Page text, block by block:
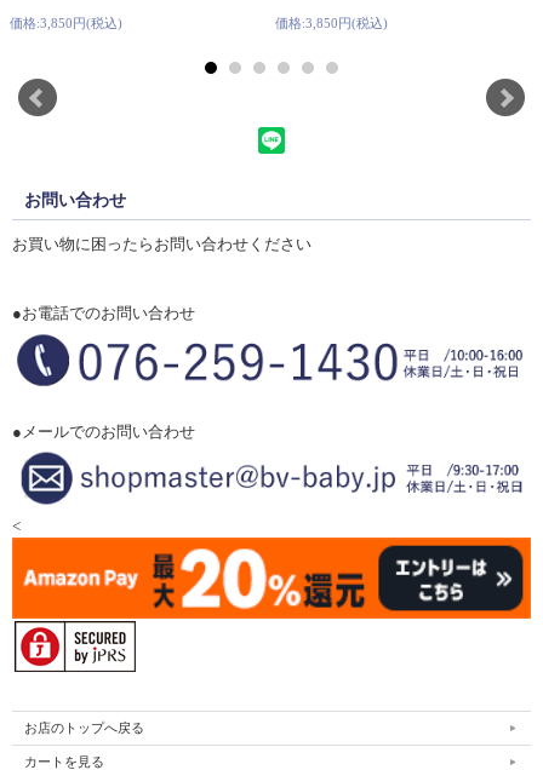
価格:3,850円(税込) 価格:3,850円(税込)
お問い合わせ
お買い物に困ったらお問い合わせください
●お電話でのお問い合わせ
●メールでのお問い合わせ
<
お店のトップへ戻る
カートを見る